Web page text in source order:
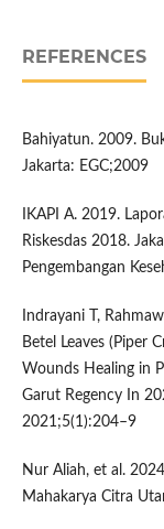
REFERENCES
Bahiyatun. 2009.
Jakarta: EGC;2009
IKAPI A. 2019.
Riskesdas 2018.
Pengembangan
Indrayani T,
Betel Leaves (Piper
Wounds Healing in
Garut Regency In
2021;5(1):204–9
Nur Aliah, et al.
Mahakarya Citra